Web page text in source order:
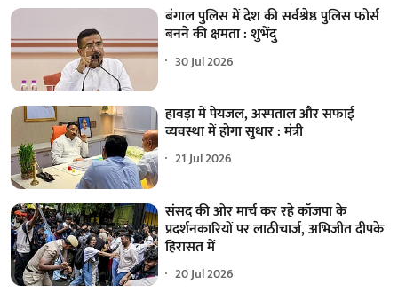
बंगाल पुलिस में देश की सर्वश्रेष्ठ पुलिस फोर्स
बनने की क्षमता : शुभेंदु
30 Jul 2026
हावड़ा में पेयजल, अस्पताल और सफाई
व्यवस्था में होगा सुधार : मंत्री
21 Jul 2026
संसद की ओर मार्च कर रहे कॉजपा के
प्रदर्शनकारियों पर लाठीचार्ज, अभिजीत दीपके
हिरासत में
20 Jul 2026